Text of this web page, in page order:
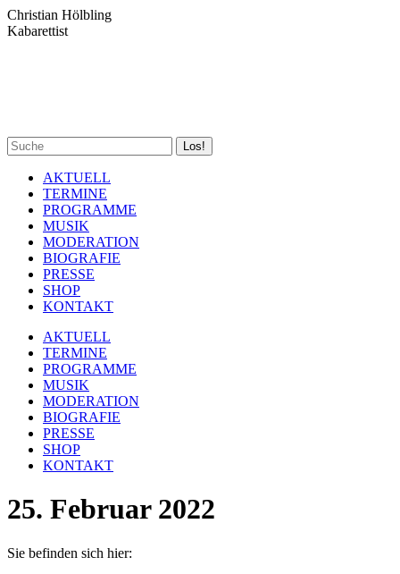
Zum
Inhalt
Christian Hölbling
Kabarettist
Spotify
page
opens
new
window
Facebook
page
opens
new
window
YouTube
page
opens
new
window
Instagram
page
opens
new
window
Search:
AKTUELL
TERMINE
PROGRAMME
MUSIK
MODERATION
BIOGRAFIE
PRESSE
SHOP
KONTAKT
AKTUELL
TERMINE
PROGRAMME
MUSIK
MODERATION
BIOGRAFIE
PRESSE
SHOP
KONTAKT
25. Februar 2022
Sie befinden sich hier: